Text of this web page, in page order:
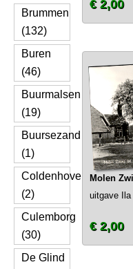
Brummen
(132)
Buren
(46)
Buurmalsen
(19)
Buursezand
(1)
Coldenhove
(2)
Culemborg
(30)
De Glind
€ 2,00
Molen
uitgave Ila
€ 2,00